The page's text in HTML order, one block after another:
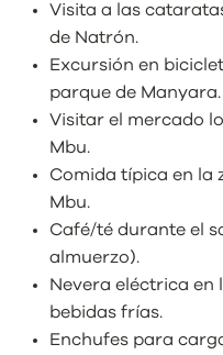
Visita a las
de Natrón.
Excursión en
parque de Manyara.
Visitar el mercado
Mbu.
Comida típica en la
Mbu.
Café/té durante el
almuerzo).
Nevera eléctrica en
bebidas frías.
Enchufes para